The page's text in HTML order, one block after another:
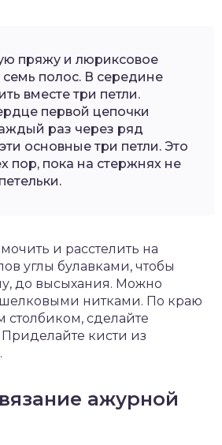
пряжу и люриксовое
полос. В середине
вместе три петли.
первой цепочки
раз через ряд
основные три петли. Это
пор, пока на стержнях не
и расстелить на
углы булавками, чтобы
до высыхания. Можно
нитками. По краю
сделайте
кисти из
ажурной